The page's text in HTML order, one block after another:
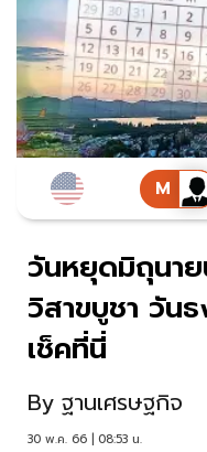
วันหยุดมิถุนา
วิสาขบูชา วัน
เช็คที่นี่
By ฐานเศรษฐกิจ
30 พ.ค. 66 | 08:53 น.